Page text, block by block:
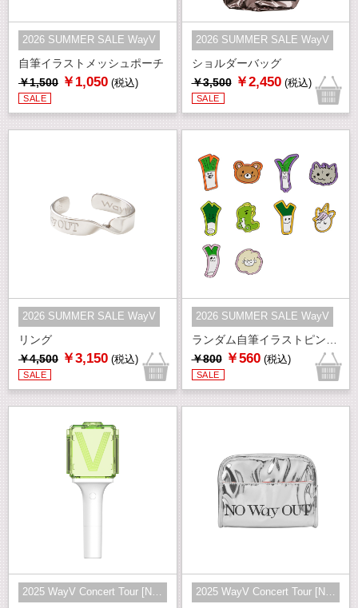
自筆イラストメッシュポーチ
2026 SUMMER SALE WayV
￥1,500 ￥1,050 (税込)
SALE
ショルダーバッグ
2026 SUMMER SALE WayV
￥3,500 ￥2,450 (税込)
SALE
リング
2026 SUMMER SALE WayV
￥4,500 ￥3,150 (税込)
SALE
2026 SUMMER SALE WayV
￥800 ￥560 (税込)
SALE
2025 WayV Concert Tour [NO Way OU... 2025 WayV Concert Tour [NO Way OU...